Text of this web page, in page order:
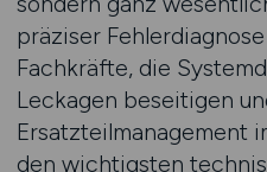
präziser
Fachkräfte, die
Leckagen beseitigen
Ersatzteilmanagement
den wichtigsten